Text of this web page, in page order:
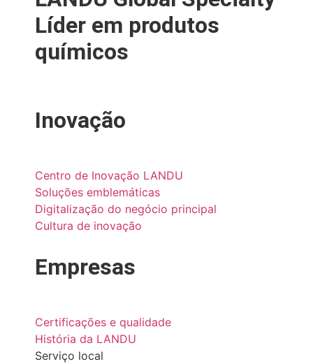
Líder em produtos
químicos
Inovação
Centro de Inovação LANDU
Soluções emblemáticas
Digitalização do negócio principal
Cultura de inovação
Empresas
Certificações e qualidade
História da LANDU
Serviço local